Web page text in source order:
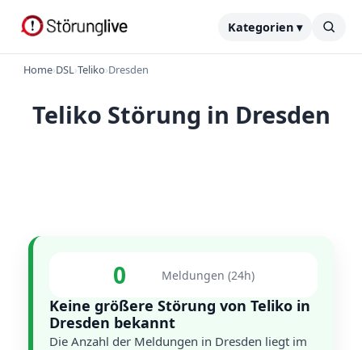
Kategorien ▾
Home›DSL›Teliko›Dresden
Teliko Störung in Dresden
0 Meldungen (24h)
Keine größere Störung von Teliko in
Dresden bekannt
Die Anzahl der Meldungen in Dresden liegt im